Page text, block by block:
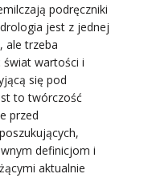
podręczniki
jest z jednej
ale trzeba
świat wartości i
się pod
to twórczość
przed
definicjom i
aktualnie